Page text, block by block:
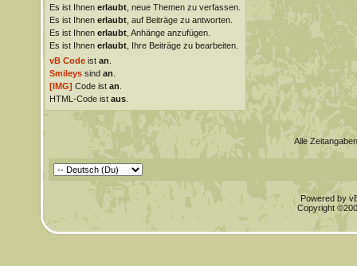
Es ist Ihnen erlaubt, neue Themen zu verfassen.
Es ist Ihnen erlaubt, auf Beiträge zu antworten.
Es ist Ihnen erlaubt, Anhänge anzufügen.
Es ist Ihnen erlaubt, Ihre Beiträge zu bearbeiten.
vB Codeist an
Smileyssind an
[IMG] Code ist an
HTML-Code ist aus.
Alle
Powered by
Copyright